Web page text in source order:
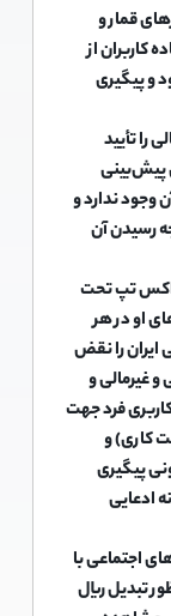
قمار و
کاربران از
و پیگیری
را تأیید
پیش‌بینی
وجود ندارد و
رسیدن آن
اکس تپ تحت
او در هر
را نقض
غیرمالی و
فرد جهت
(حداقل 48 الی 72 ساعت کاری) و
پیگیری
ادعایی
اجتماعی با
تبدیل ریال